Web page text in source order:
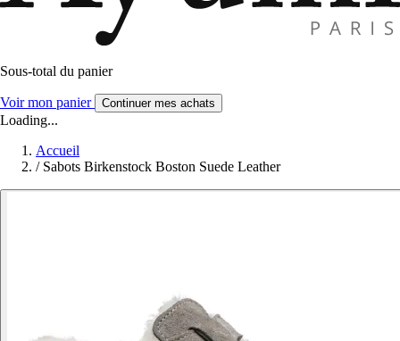
Sous-total du panier
Voir mon panier Continuer mes achats
Loading...
Accueil
/ Sabots Birkenstock Boston Suede Leather